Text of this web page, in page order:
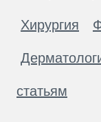
Хирургия
статьям